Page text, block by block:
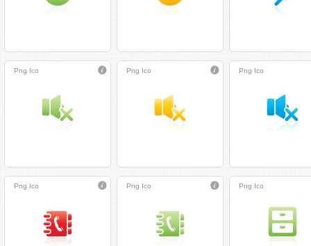
Png Ico Png Ico Png Ico
Png Ico Png Ico Png Ico